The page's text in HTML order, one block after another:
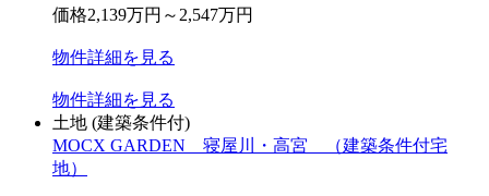
価格2,139万円 ～2,547万円
物件詳細を見る
物件詳細を見る
土地 (建築条件付)
MOCX GARDEN 寝屋川・高宮 （建築条件付宅
地）